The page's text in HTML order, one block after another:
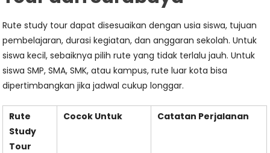
Rute study tour dapat disesuaikan dengan usia siswa, tujuan
pembelajaran, durasi kegiatan, dan anggaran sekolah. Untuk
siswa kecil, sebaiknya pilih rute yang tidak terlalu jauh. Untuk
siswa SMP, SMA, SMK, atau kampus, rute luar kota bisa
dipertimbangkan jika jadwal cukup longgar.
Rute
Study
Tour
Cocok Untuk Catatan Perjalanan